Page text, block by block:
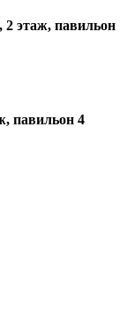
этаж, павильон
павильон 4